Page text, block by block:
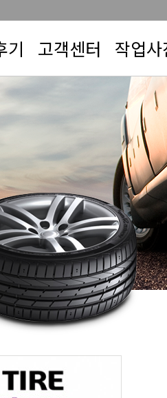
기 고객센터 작업사